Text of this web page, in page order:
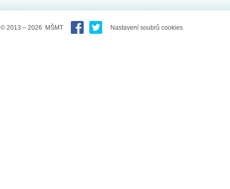
© 2013 – 2026 MŠMT Nastavení soubrů cookies